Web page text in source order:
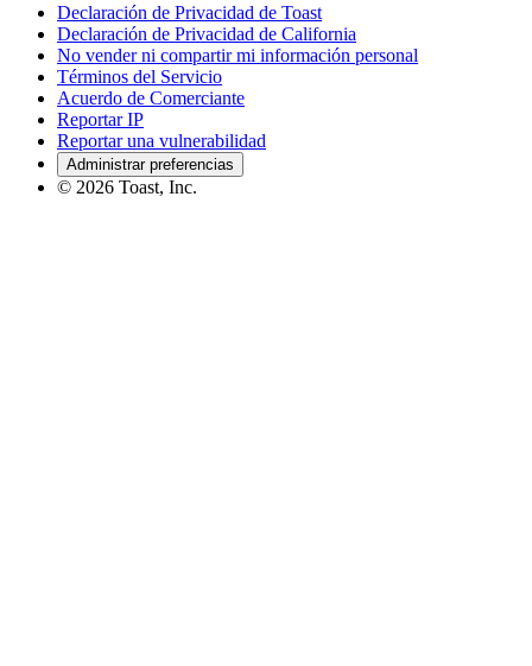
Declaración de Privacidad de Toast
Declaración de Privacidad de California
No vender ni compartir mi información personal
Términos del Servicio
Acuerdo de Comerciante
Reportar IP
Reportar una vulnerabilidad
Administrar preferencias
© 2026 Toast, Inc.